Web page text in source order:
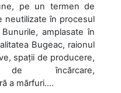
pe un termen de
neutilizate în procesul
amplasate în
Bugeac, raionul
spații de producere,
de încărcare,
a mărfuri....